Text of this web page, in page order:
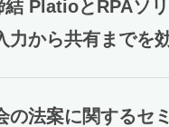
PlatioとRPAソ
力から共有までを
の法案に関するセ